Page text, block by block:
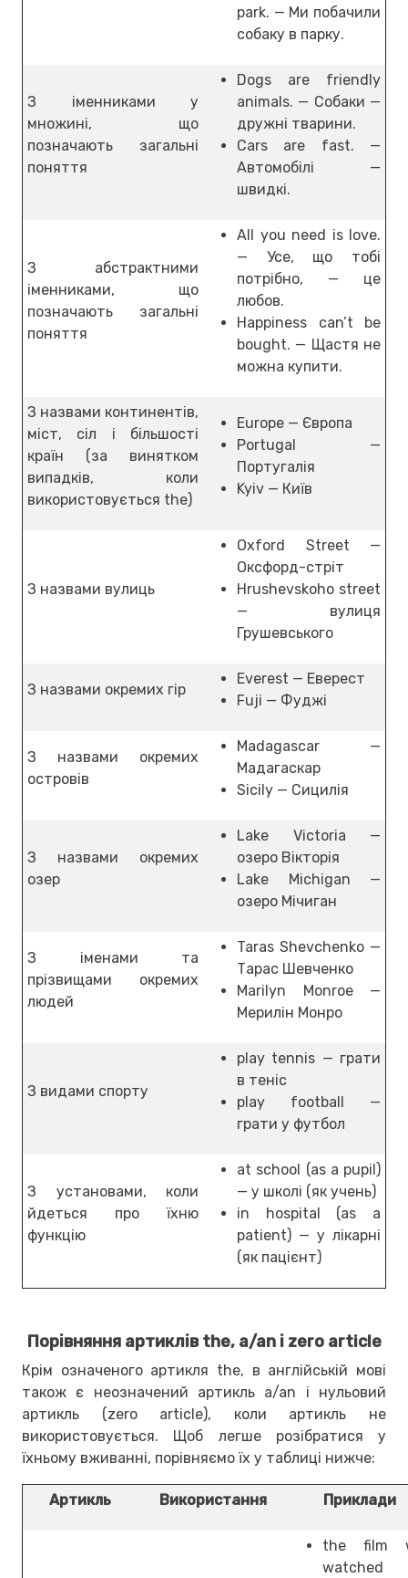
park. — Ми побачили
собаку в парку.
З іменниками у
множині, що
позначають загальні
поняття
Dogs are friendly
animals. — Собаки —
дружні тварини.
Cars are fast. —
Автомобілі —
швидкі.
З абстрактними
іменниками, що
позначають загальні
поняття
All you need is love.
— Усе, що тобі
потрібно, — це
любов.
Happiness can’t be
bought. — Щастя не
можна купити.
З назвами континентів,
міст, сіл і більшості
країн (за винятком
випадків, коли
використовується the)
Europe — Європа
Portugal —
Португалія
Kyiv — Київ
З назвами вулиць
Oxford Street —
Оксфорд-стріт
Hrushevskoho street
— вулиця
Грушевського
З назвами окремих гір
Everest — Еверест
Fuji — Фуджі
З назвами окремих
островів
Madagascar —
Мадагаскар
Sicily — Сицилія
З назвами окремих
озер
Lake Victoria —
озеро Вікторія
Lake Michigan —
озеро Мічиган
З іменами та
прізвищами окремих
людей
Taras Shevchenko —
Тарас Шевченко
Marilyn Monroe —
Мерилін Монро
З видами спорту
play tennis — грати
в теніс
play football —
грати у футбол
З установами, коли
йдеться про їхню
функцію
at school (as a pupil)
— у школі (як учень)
in hospital (as a
patient) — у лікарні
(як пацієнт)
Порівняння артиклів the, a/an і zero article
Крім означеного артикля the, в англійській мові
також є неозначений артикль a/an і нульовий
артикль (zero article), коли артикль не
використовується. Щоб легше розібратися у
їхньому вживанні, порівняємо їх у таблиці нижче:
Артикль Використання Приклади
the film
watched